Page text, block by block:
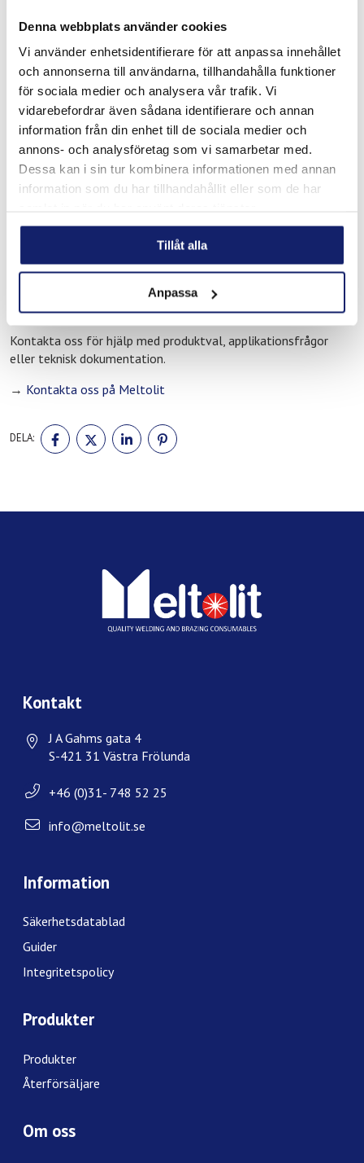
Denna webbplats använder cookies
Vi använder enhetsidentifierare för att anpassa innehållet
och annonserna till användarna, tillhandahålla funktioner
för sociala medier och analysera vår trafik. Vi
vidarebefordrar även sådana identifierare och annan
information från din enhet till de sociala medier och
annons- och analysföretag som vi samarbetar med.
Dessa kan i sin tur kombinera informationen med annan
information som du har tillhandahållit eller som de har
Tillåt alla
Anpassa
hårdlödprodukter för industritillämpningar med höga krav på
Du hittar också tillsatsmaterial för svetsning, produkter för
kyl och värmesystem samt lösningar för reparation, underhåll
och drift i produktion och fastighet.
Produkterna är anpassade för den typ av arbete som är vanligt
i Gnosjöregionen, från serieproduktion och
komponenttillverkning till service, modifieringar och löpande
underhåll i verkstadsmiljö.
Behöver du teknisk rådgivning?
för slutresultatet? Vi erbjuder teknisk support och rådgivning
till yrkesverksamma som behöver säkerställa rätt lösning från
början.
Kontakta oss för hjälp med produktval, applikationsfrågor
eller teknisk dokumentation.
→ Kontakta oss på Meltolit
DELA:
DELA
PÅ
FACEBOOK
DELA
PÅ
TWITTER
DELA
PÅ
LINKEDIN
PÅ
Kontakt
J A Gahms gata 4
S-421 31 Västra Frölunda
+46 (0)31- 748 52 25
info@meltolit.se
Information
Säkerhetsdatablad
Guider
Integritetspolicy
Produkter
Produkter
Återförsäljare
Om oss